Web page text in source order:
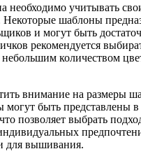
необходимо учитывать
шаблоны
и могут быть
рекомендуется
количеством
внимание на размеры
быть представлены в
позволяет выбрать
для вышивания.